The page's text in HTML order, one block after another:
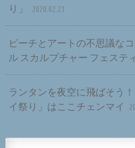
り」
2020.02.21
ビーチとアートの不思議な
ル スカルプチャー フェステ
ランタンを夜空に飛ばそう
イ祭り」はここチェンマイ